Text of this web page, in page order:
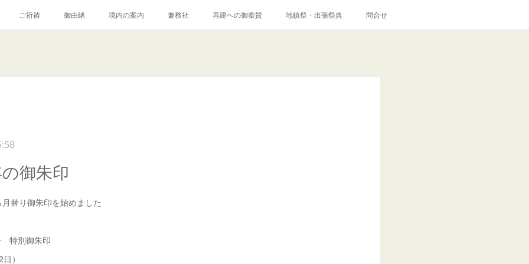
ご祈祷 御由緒 境内の案内 兼務社 再建への御奉賛 地鎮祭・出張祭典 問合せ
御朱印
替り御朱印を始めました
特別御朱印
）